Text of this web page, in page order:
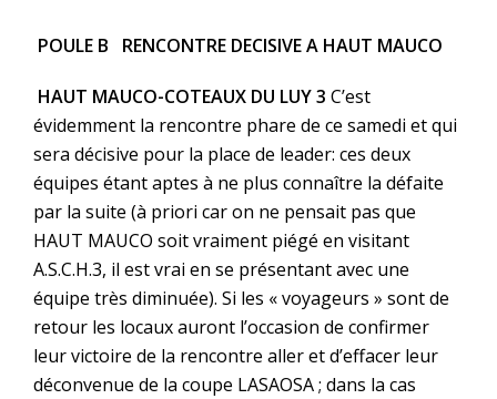
POULE B RENCONTRE DECISIVE A HAUT MAUCO
HAUT MAUCO-COTEAUX DU LUY 3 C’est
évidemment la rencontre phare de ce samedi et qui
sera décisive pour la place de leader: ces deux
équipes étant aptes à ne plus connaître la défaite
par la suite (à priori car on ne pensait pas que
HAUT MAUCO soit vraiment piégé en visitant
A.S.C.H.3, il est vrai en se présentant avec une
équipe très diminuée). Si les « voyageurs » sont de
retour les locaux auront l’occasion de confirmer
leur victoire de la rencontre aller et d’effacer leur
déconvenue de la coupe LASAOSA ; dans la cas